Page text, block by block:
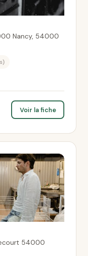
Nancy, 54000
Voir la fiche
54000